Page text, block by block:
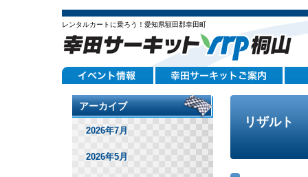
レンタルカートに乗ろう！愛知県額田郡幸田町
リザルト
アーカイブ
2026年7月
2026年5月